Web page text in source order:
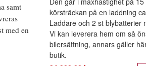
samt
med en
körsträckan på en laddning
Laddare och 2 st blybatterier
Vi kan leverera hem om så
bilersättning, annars gäller
butik.